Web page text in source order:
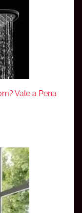
Vale a Pena